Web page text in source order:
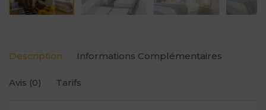
Description Informations Complémentaires
Avis (0) Tarifs